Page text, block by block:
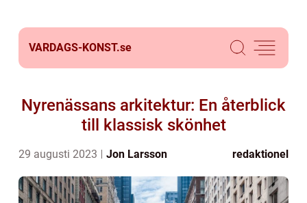
VARDAGS-KONST.se
Nyrenässans arkitektur: En återblick
till klassisk skönhet
29 augusti 2023 Jon Larsson redaktionel